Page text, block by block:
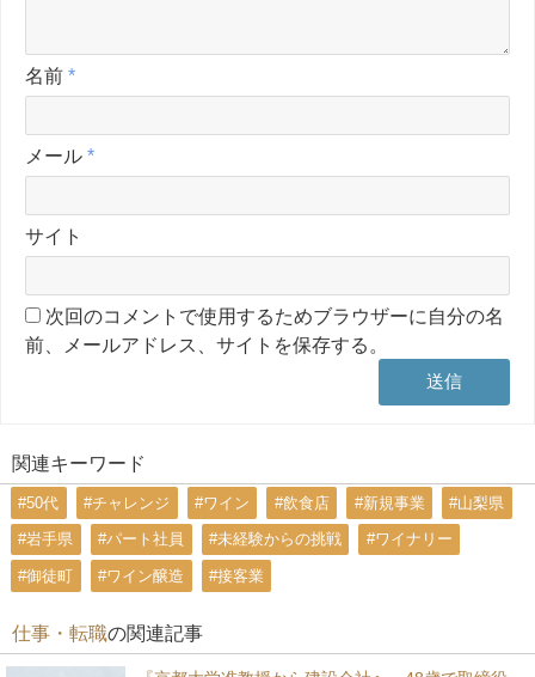
名前 *
メール *
サイト
次回のコメントで使用するためブラウザーに自分の名
前、メールアドレス、サイトを保存する。
関連キーワード
#50代 #チャレンジ #ワイン #飲食店 #新規事業 #山梨県
#岩手県 #パート社員 #未経験からの挑戦 #ワイナリー
#御徒町 #ワイン醸造 #接客業
仕事・転職の関連記事